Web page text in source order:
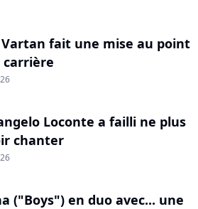
Vartan fait une mise au point
carrière
Loconte a failli ne plus
chanter
("Boys") en duo avec... une